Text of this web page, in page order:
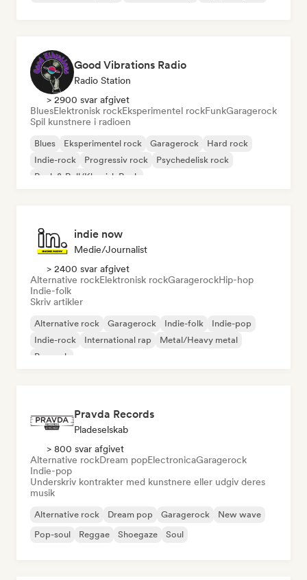
Good Vibrations Radio
Radio Station
> 2900 svar afgivet
BluesElektronisk rockEksperimentel rockFunkGaragerock
Spil kunstnere i radioen
Blues Eksperimentel rock Garagerock
Hard rock
Indie-rock
Progressiv rock
Psychedelisk rock
Rock & Roll/Klassisk Rock
indie now
Medie/journalist
> 2400 svar afgivet
Alternative rockElektronisk rockGaragerockHip-hop
Indie-folk
Skriv artikler
Alternative rock Garagerock Indie-folk
Indie-pop
Indie-rock
International rap
Metal/Heavy metal
Poprock
Pravda Records
Pladeselskab
> 800 svar afgivet
Alternative rockDream popElectronicaGaragerock
Indie-pop
Underskriv kontrakter med kunstnere eller udgiv deres
musik
Alternative rock Dream pop Garagerock
New wave
Pop-soul
Reggae Shoegaze Soul